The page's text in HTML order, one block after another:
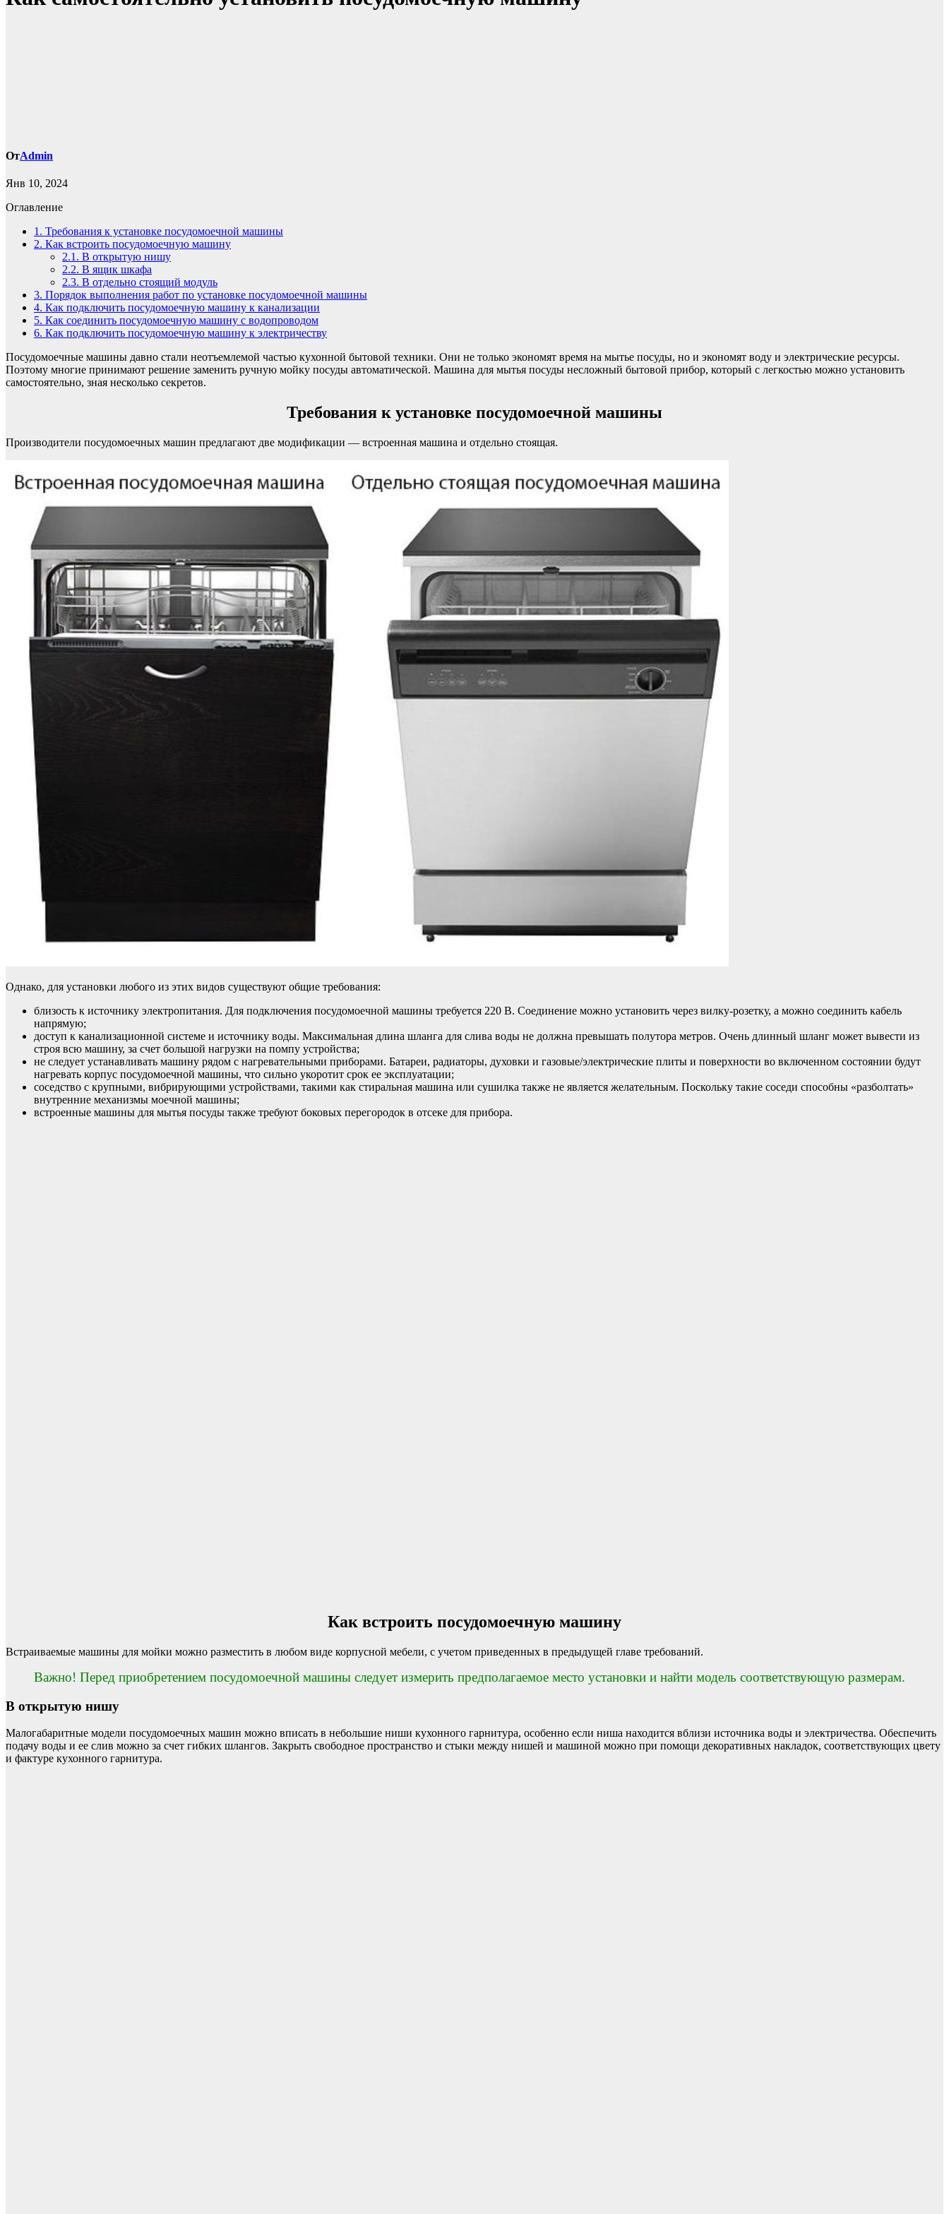
ОтAdmin
Янв 10, 2024
Оглавление
1. Требования к установке посудомоечной машины
2. Как встроить посудомоечную машину
2.1. В открытую нишу
2.2. В ящик шкафа
2.3. В отдельно стоящий модуль
3. Порядок выполнения работ по установке посудомоечной машины
4. Как подключить посудомоечную машину к канализации
5. Как соединить посудомоечную машину с водопроводом
6. Как подключить посудомоечную машину к электричеству
Посудомоечные машины давно стали неотъемлемой частью кухонной бытовой техники. Они не только экономят время на мытье посуды, но и экономят воду и электрические ресурсы.
Поэтому многие принимают решение заменить ручную мойку посуды автоматической. Машина для мытья посуды несложный бытовой прибор, который с легкостью можно установить
самостоятельно, зная несколько секретов.
Требования к установке посудомоечной машины
Производители посудомоечных машин предлагают две модификации — встроенная машина и отдельно стоящая.
Однако, для установки любого из этих видов существуют общие требования:
близость к источнику электропитания. Для подключения посудомоечной машины требуется 220 В. Соединение можно установить через вилку-розетку, а можно соединить кабель
напрямую;
доступ к канализационной системе и источнику воды. Максимальная длина шланга для слива воды не должна превышать полутора метров. Очень длинный шланг может вывести из
строя всю машину, за счет большой нагрузки на помпу устройства;
не следует устанавливать машину рядом с нагревательными приборами. Батареи, радиаторы, духовки и газовые/электрические плиты и поверхности во включенном состоянии будут
нагревать корпус посудомоечной машины, что сильно укоротит срок ее эксплуатации;
соседство с крупными, вибрирующими устройствами, такими как стиральная машина или сушилка также не является желательным. Поскольку такие соседи способны «разболтать»
внутренние механизмы моечной машины;
встроенные машины для мытья посуды также требуют боковых перегородок в отсеке для прибора.
Как встроить посудомоечную машину
Встраиваемые машины для мойки можно разместить в любом виде корпусной мебели, с учетом приведенных в предыдущей главе требований.
Важно! Перед приобретением посудомоечной машины следует измерить предполагаемое место установки и найти модель соответствующую размерам.
В открытую нишу
Малогабаритные модели посудомоечных машин можно вписать в небольшие ниши кухонного гарнитура, особенно если ниша находится вблизи источника воды и электричества. Обеспечить
подачу воды и ее слив можно за счет гибких шлангов. Закрыть свободное пространство и стыки между нишей и машиной можно при помощи декоративных накладок, соответствующих цвету
и фактуре кухонного гарнитура.